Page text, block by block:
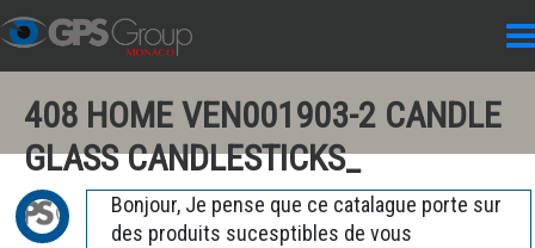
408 HOME VEN001903-2 CANDLE
GLASS CANDLESTICKS_
Bonjour, Je pense que ce catalague porte sur
des produits sucesptibles de vous